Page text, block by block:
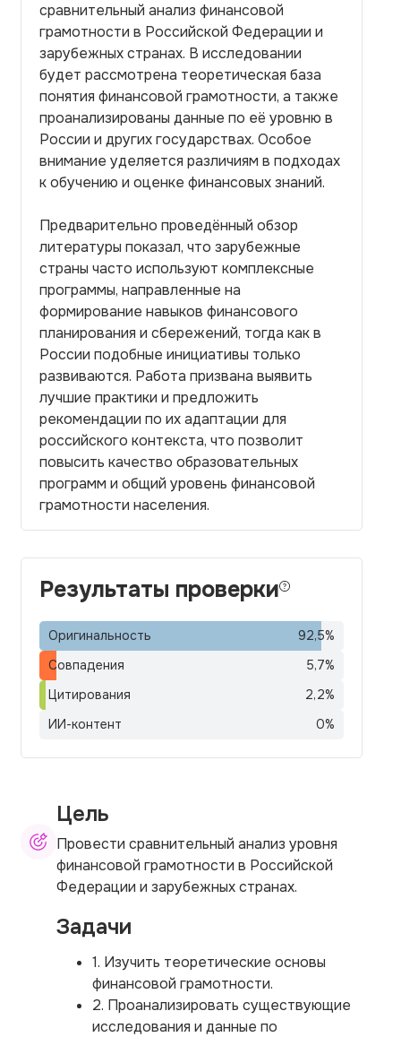
сравнительный анализ финансовой
грамотности в Российской Федерации и
зарубежных странах. В исследовании
будет рассмотрена теоретическая база
понятия финансовой грамотности, а также
проанализированы данные по её уровню в
России и других государствах. Особое
внимание уделяется различиям в подходах
к обучению и оценке финансовых знаний.
Предварительно проведённый обзор
литературы показал, что зарубежные
страны часто используют комплексные
программы, направленные на
формирование навыков финансового
планирования и сбережений, тогда как в
России подобные инициативы только
развиваются. Работа призвана выявить
лучшие практики и предложить
рекомендации по их адаптации для
российского контекста, что позволит
повысить качество образовательных
программ и общий уровень финансовой
грамотности населения.
Результаты проверки
Оригинальность 92,5%
Совпадения
5,7%
Цитирования
2,2%
ИИ-контент
0%
Цель
Провести сравнительный анализ уровня
финансовой грамотности в Российской
Федерации и зарубежных странах.
Задачи
1. Изучить теоретические основы
финансовой грамотности.
2. Проанализировать существующие
исследования и данные по